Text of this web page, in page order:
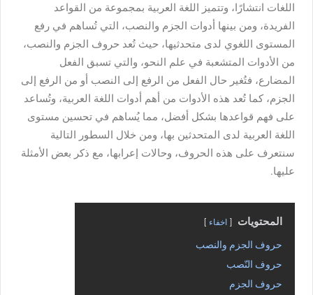
اللغات انتشارًا، وتتميز اللغة العربية بمجموعة من القواعد
الفريدة، ومن بينها أدوات الجزم والنصب، التي تُساهم في رفع
المستوى اللغوي لدى متحدثيها، حيث تُعد حروف الجزم والنصب،
من الأدوات المتشعبة في علم النحو، والتي تسبق الفعل
المضارع، فتُغير حال الفعل من الرفع إلى النصب أو من الرفع إلى
الجزم، كما تُعد هذه الأدوات من أهم أدوات اللغة العربية، وتُساعد
على فهم قواعدها بشكل أفضل، مما يُساهم في تحسين مستوى
اللغة العربية لدى المتحدثين بها، ومن خلال السطور التالية
سنتعرف على هذه الحروف، وحالات إعرابها، مع ذكر بعض الأمثلة
عليها.
المحتويات اخفاء
حروف الجزم والنصب
حروف النّصب
حروف الجزم